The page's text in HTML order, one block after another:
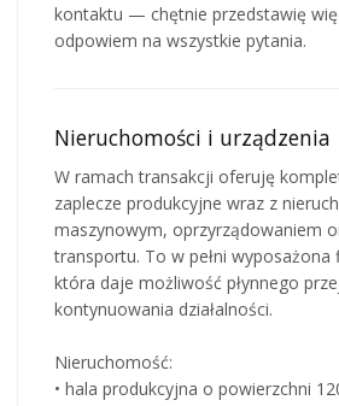
kontaktu — chętnie przedstawię
odpowiem na wszystkie pytania.
Nieruchomości i urządzenia
W ramach transakcji oferuję
zaplecze produkcyjne wraz z
maszynowym, oprzyrządowaniem
transportu. To w pełni wyposażona
która daje możliwość płynnego
kontynuowania działalności.
Nieruchomość:
• hala produkcyjna o powierzchni